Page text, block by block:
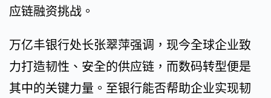
应链融资挑战。
万亿丰银行处长张翠萍强调，现今全球企业致
力打造韧性、安全的供应链，而数码转型便是
其中的关键力量。至银行能否帮助企业实现韧